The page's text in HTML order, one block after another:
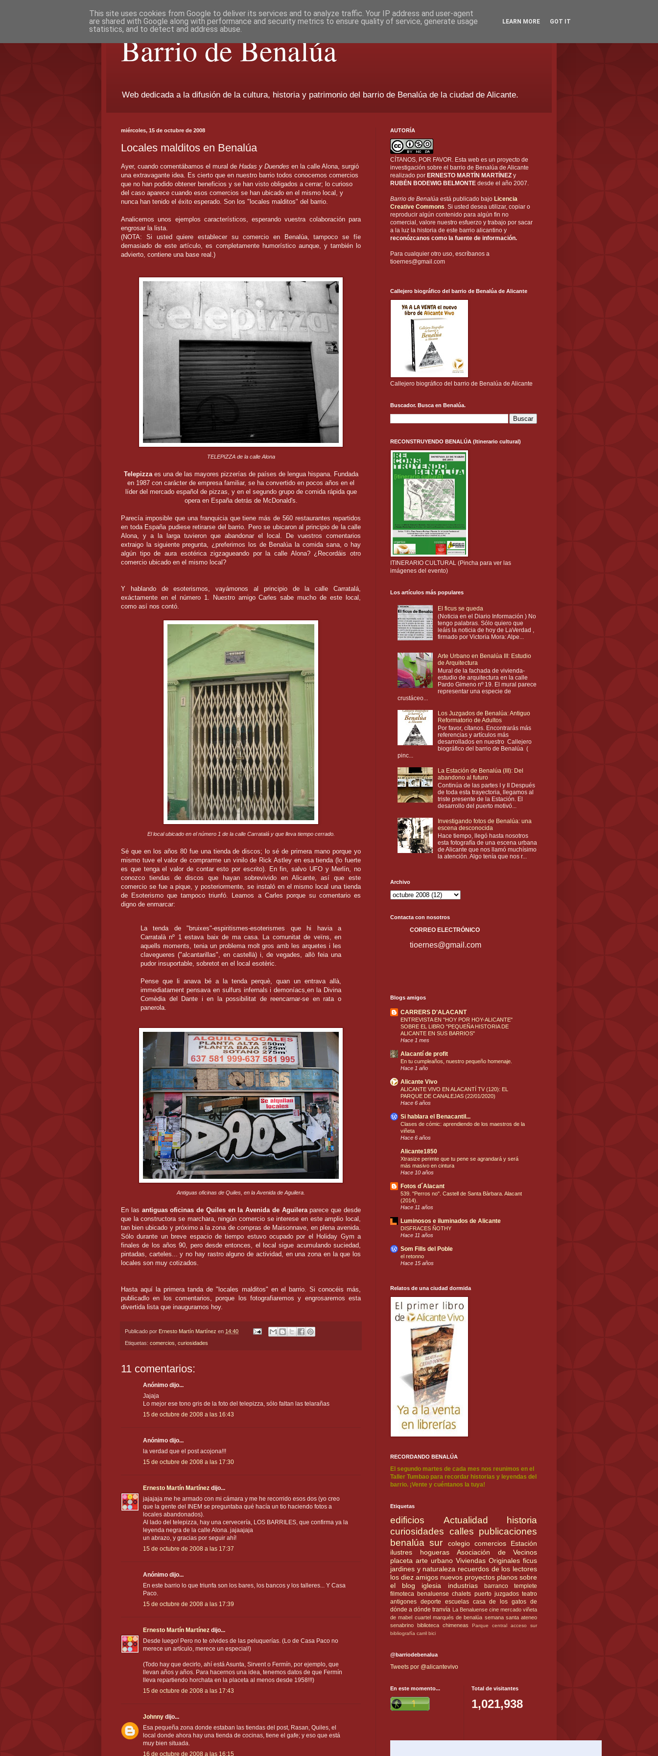
Barrio de Benalúa
Web dedicada a la difusión de la cultura, historia y patrimonio del barrio de Benalúa de la ciudad de Alicante.
miércoles, 15 de octubre de 2008
Locales malditos en Benalúa
Ayer, cuando comentábamos el mural de Hadas y Duendes en la calle Alona, surgió
una extravagante idea. Es cierto que en nuestro barrio todos conocemos comercios
que no han podido obtener beneficios y se han visto obligados a cerrar; lo curioso
del caso aparece cuando esos comercios se han ubicado en el mismo local, y
nunca han tenido el éxito esperado. Son los "locales malditos" del barrio.
Analicemos unos ejemplos característicos, esperando vuestra colaboración para
engrosar la lista.
(NOTA: Si usted quiere establecer su comercio en Benalúa, tampoco se fíe
demasiado de este artículo, es completamente humorístico aunque, y también lo
advierto, contiene una base real.)
TELEPIZZA de la calle Alona
Telepizzaes una de las mayores pizzerías de países de lengua hispana. Fundada
en 1987 con carácter de empresa familiar, se ha convertido en pocos años en el
líder del mercado español de pizzas, y en el segundo grupo de comida rápida que
opera en España detrás de McDonald's.
Parecía imposible que una franquicia que tiene más de 560 restaurantes repartidos
en toda España pudiese retirarse del barrio. Pero se ubicaron al principio de la calle
Alona, y a la larga tuvieron que abandonar el local. De vuestros comentarios
extraigo la siguiente pregunta, ¿preferimos los de Benalúa la comida sana, o hay
algún tipo de aura esotérica zigzagueando por la calle Alona? ¿Recordáis otro
comercio ubicado en el mismo local?
Y hablando de esoterismos, vayámonos al principio de la calle Carratalá,
exáctamente en el número 1. Nuestro amigo Carles sabe mucho de este local,
como así nos contó.
El local ubicado en el número 1 de la calle Carratalá y que lleva tiempo cerrado.
Sé que en los años 80 fue una tienda de discos; lo sé de primera mano porque yo
mismo tuve el valor de comprarme un vinilo de Rick Astley en esa tienda (lo fuerte
es que tenga el valor de contar esto por escrito). En fin, salvo UFO y Merlín, no
conozco tiendas de discos que hayan sobrevivido en Alicante, así que este
comercio se fue a pique, y posteriormente, se instaló en el mismo local una tienda
de Esoterismo que tampoco triunfó. Leamos a Carles porque su comentario es
digno de enmarcar:
La tenda de "bruixes"-espiritismes-esoterismes que hi havia a
Carratalà nº 1 estava baix de ma casa. La comunitat de veïns, en
aquells moments, tenia un problema molt gros amb les arquetes i les
clavegueres ("alcantarillas", en castellà) i, de vegades, allò feia una
pudor insuportable, sobretot en el local esotèric.
Pense que li anava bé a la tenda perquè, quan un entrava allà,
immediatament pensava en sulfurs infernals i demoníacs,en la Divina
Comèdia del Dante i en la possibilitat de reencarnar-se en rata o
panerola.
Antiguas oficinas de Quiles, en la Avenida de Aguilera.
En las antiguas oficinas de Quiles en la Avenida de Aguileraparece que desde
que la constructora se marchara, ningún comercio se interese en este amplio local,
tan bien ubicado y próximo a la zona de compras de Maisonnave, en plena avenida.
Sólo durante un breve espacio de tiempo estuvo ocupado por el Holiday Gym a
finales de los años 90, pero desde entonces, el local sigue acumulando suciedad,
pintadas, carteles... y no hay rastro alguno de actividad, en una zona en la que los
locales son muy cotizados.
Hasta aquí la primera tanda de "locales malditos" en el barrio. Si conocéis más,
publicadlo en los comentarios, porque los fotografiaremos y engrosaremos esta
divertida lista que inauguramos hoy.
Publicado por Ernesto Martín Martínez en 14:40
Etiquetas: comercios curiosidades
11 comentarios:
Anónimo dijo...
Jajaja
Lo mejor ese tono gris de la foto del telepizza, sólo faltan las telarañas
15 de octubre de 2008 a las 16:43
Anónimo dijo...
la verdad que el post acojona!!!
15 de octubre de 2008 a las 17:30
Ernesto Martín Martínez dijo...
jajajaja me he armado con mi cámara y me he recorrido esos dos (yo creo
que la gente del INEM se preguntaba qué hacía un tio haciendo fotos a
locales abandonados).
Al lado del telepizza, hay una cervecería, LOS BARRILES, que confirma ya la
leyenda negra de la calle Alona. jajaajaja
un abrazo, y gracias por seguir ahí!
15 de octubre de 2008 a las 17:37
Anónimo dijo...
En este barrio lo que triunfa son los bares, los bancos y los talleres... Y Casa
Paco.
15 de octubre de 2008 a las 17:39
Ernesto Martín Martínez dijo...
Desde luego! Pero no te olvides de las peluquerías. (Lo de Casa Paco no
merece un artículo, merece un especial!)
(Todo hay que decirlo, ahí está Asunta, Sirvent o Fermín, por ejemplo, que
llevan años y años. Para hacernos una idea, tenemos datos de que Fermín
lleva repartiendo horchata en la placeta al menos desde 1958!!!)
15 de octubre de 2008 a las 17:43
Johnny dijo...
Esa pequeña zona donde estaban las tiendas del post, Rasan, Quiles, el
local donde ahora hay una tienda de cocinas, tiene el gafe; y eso que está
muy bien situada.
16 de octubre de 2008 a las 16:15
AUTORÍA
CÍTANOS, POR FAVOR. Esta web es un proyecto de
investigación sobre el barrio de Benalúa de Alicante
realizado por ERNESTO MARTÍN MARTÍNEZ y
RUBÉN BODEWIG BELMONTE desde el año 2007.
Barrio de Benalúa está publicado bajo Licencia
Creative Commons. Si usted desea utilizar, copiar o
reproducir algún contenido para algún fin no
comercial, valore nuestro esfuerzo y trabajo por sacar
a la luz la historia de este barrio alicantino y
reconózcanos como la fuente de información.
Para cualquier otro uso, escríbanos a
tioernes@gmail.com
Callejero biográfico del barrio de Benalúa de Alicante
Callejero biográfico del barrio de Benalúa de Alicante
Buscador. Busca en Benalúa.
RECONSTRUYENDO BENALÚA (Itinerario cultural)
ITINERARIO CULTURAL (Pincha para ver las
imágenes del evento)
Los artículos más populares
El ficus se queda
(Noticia en el Diario Información ) No
tengo palabras. Sólo quiero que
leáis la noticia de hoy de LaVerdad ,
firmado por Victoria Mora: Alpe...
Arte Urbano en Benalúa III: Estudio
de Arquitectura
Mural de la fachada de vivienda-
estudio de arquitectura en la calle
Pardo Gimeno nº 19. El mural parece
representar una especie de
crustáceo...
Los Juzgados de Benalúa: Antiguo
Reformatorio de Adultos
Por favor, cítanos. Encontrarás más
referencias y artículos más
desarrollados en nuestro Callejero
biográfico del barrio de Benalúa (
pinc...
La Estación de Benalúa (III): Del
abandono al futuro
Continúa de las partes I y II Después
de toda esta trayectoria, llegamos al
triste presente de la Estación. El
desarrollo del puerto motivó...
Investigando fotos de Benalúa: una
escena desconocida
Hace tiempo, llegó hasta nosotros
esta fotografía de una escena urbana
de Alicante que nos llamó muchísimo
la atención. Algo tenía que nos r...
Archivo
Contacta con nosotros
CORREO ELECTRÓNICO
tioernes@gmail.com
Blogs amigos
CARRERS D'ALACANT
ENTREVISTA EN "HOY POR HOY-ALICANTE"
SOBRE EL LIBRO "PEQUEÑA HISTORIA DE
ALICANTE EN SUS BARRIOS"
Hace 1 mes
Alacantí de profit
En tu cumpleaños, nuestro pequeño homenaje.
Hace 1 año
Alicante Vivo
ALICANTE VIVO EN ALACANTÍ TV (120): EL
PARQUE DE CANALEJAS (22/01/2020)
Hace 6 años
Si hablara el Benacantil...
Clases de cómic: aprendiendo de los maestros de la
viñeta
Hace 6 años
Alicante1850
Xtrasize perimte que tu pene se agrandará y será
más masivo en cintura
Hace 10 años
Fotos d´Alacant
539. "Perros no". Castell de Santa Bàrbara. Alacant
(2014).
Hace 11 años
Luminosos e iluminados de Alicante
DISFRACES ÑOTHY
Hace 11 años
Som Fills del Poble
el retonno
Hace 15 años
Relatos de una ciudad dormida
RECORDANDO BENALÚA
El segundo martes de cada mes nos reunimos en el
Taller Tumbao para recordar historias y leyendas del
barrio. ¡Vente y cuéntanos la tuya!
Etiquetas
edificios Actualidad
historia
curiosidades calles publicaciones
benalúa sur
colegio comercios
Estación
ilustres
hogueras
Asociación de Vecinos
placeta arte urbano Viviendas Originales ficus
jardines y naturaleza recuerdos de los lectores
los diez amigos nuevos proyectos planos sobre
el blog
iglesia industrias barranco
templete
filmoteca benaluense chalets puerto juzgados teatro
antigones deporte escuelas casa de los gatos de
dónde a dónde tranvía La Benaluense cine mercado viñeta
de mabel cuartel marqués de benalúa semana santa ateneo
senabrino biblioteca chimeneas Parque central
acceso sur
bibliografía carril bici
@barriodebenalua
Tweets por @alicantevivo
En este momento... Total de visitantes
1,021,938
This site uses cookies from Google to deliver its services and to analyze traffic. Your IP address and user-agent
are shared with Google along with performance and security metrics to ensure quality of service, generate usage
statistics, and to detect and address abuse.
LEARN MORE GOT IT